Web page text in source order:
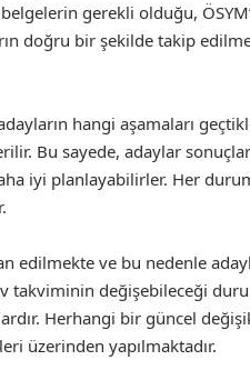
gerekli olduğu,
doğru bir şekilde takip
hangi aşamaları
Bu sayede, adaylar
iyi planlayabilirler. Her
edilmekte ve bu nedenle
takviminin değişebileceği
Herhangi bir güncel
üzerinden yapılmaktadır.